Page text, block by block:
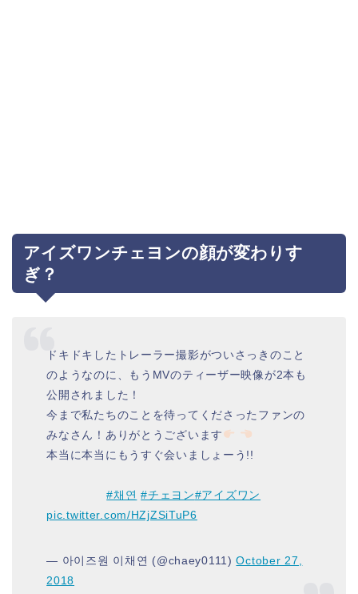
アイズワンチェヨンの顔が変わりす
ぎ？
ドキドキしたトレーラー撮影がついさっきのこと
のようなのに、もうMVのティーザー映像が2本も
公開されました！
今まで私たちのことを待ってくださったファンの
みなさん！ありがとうございます
本当に本当にもうすぐ会いましょーう!!
⠀⠀⠀⠀⠀⠀⠀#채연 #チェヨン#アイズワン
pic.twitter.com/HZjZSiTuP6
— 아이즈원 이채연 (@chaey0111)October 27,
2018